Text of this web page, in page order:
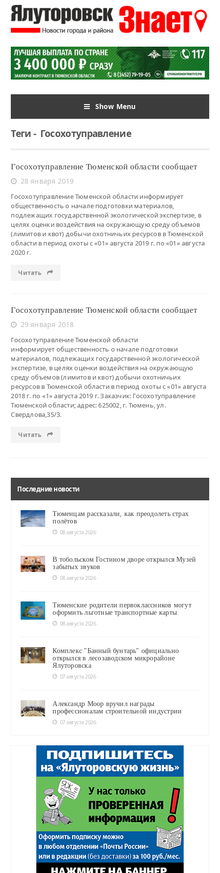
Show Menu
Теги-Госохотуправление
Госохотуправление Тюменской области сообщает
28 января 2019
Госохотуправление Тюменской области информирует
общественность о начале подготовки материалов,
подлежащих государственной экологической экспертизе, в
целях оценки воздействия на окружающую среду объемов
(лимитов и квот) добычи охотничьих ресурсов в Тюменской
области в период охоты с «01» августа 2019 г. по «01» августа
2020 г.
Читать
Госохотуправление Тюменской области сообщает
29 января 2018
Госохотуправление Тюменской области
информирует общественность о начале подготовки
материалов, подлежащих государственной экологической
экспертизе, в целях оценки воздействия на окружающую
среду объемов (лимитов и квот) добычи охотничьих
ресурсов в Тюменской области в период охоты с «01» августа
2018 г. по «1» августа 2019 г. Заказчик: Госохотуправление
Тюменской области; адрес: 625002, г. Тюмень, ул.
Свердлова,35/3.
Читать
Последние новости
Тюменцам рассказали, как преодолеть страх
полётов
08 августа 2026
В тобольском Гостином дворе открылся Музей
забытых звуков
08 августа 2026
Тюменские родители первоклассников могут
оформить льготные транспортные карты
08 августа 2026
Комплекс "Банный бунтарь" официально
открылся в лесозаводском микрорайоне
Ялуторовска
07 августа 2026
Александр Моор вручил награды
профессионалам строительной индустрии
07 августа 2026